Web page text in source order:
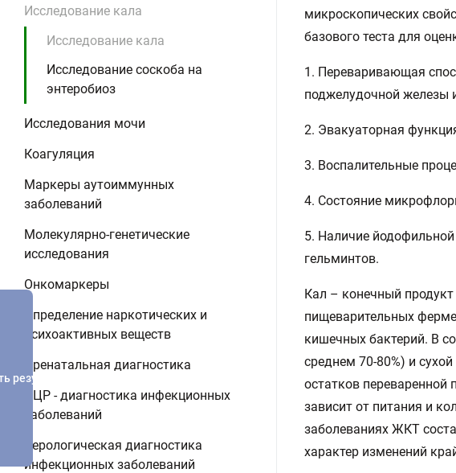
Исследование кала
Исследование кала
Исследование соскоба на
энтеробиоз
Исследования мочи
Коагуляция
Маркеры аутоиммунных
заболеваний
Молекулярно-генетические
исследования
Онкомаркеры
Определение наркотических и
психоактивных веществ
Пренатальная диагностика
ПЦР - диагностика инфекционных
заболеваний
Серологическая диагностика
инфекционных заболеваний
микроскопических
базового теста для
1. Переваривающая
поджелудочной железы
2. Эвакуаторная
3. Воспалительные
4. Состояние
5. Наличие
гельминтов.
Кал – конечный
пищеварительных
кишечных бактерий. В
среднем 70-80%) и
остатков переваренной
зависит от питания и
заболеваниях ЖКТ
характер изменений
результатов